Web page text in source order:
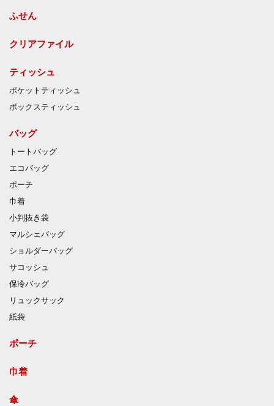
ふせん
クリアファイル
ティッシュ
ポケットティッシュ
ボックスティッシュ
バッグ
トートバッグ
エコバッグ
ポーチ
巾着
小判抜き袋
マルシェバッグ
ショルダーバッグ
サコッシュ
保冷バッグ
リュックサック
紙袋
ポーチ
巾着
傘